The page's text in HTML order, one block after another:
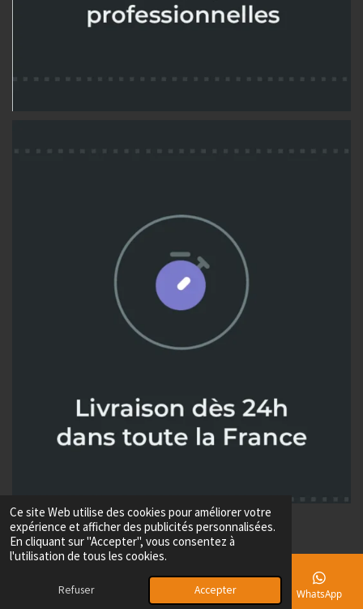
Ce site Web utilise des cookies pour améliorer votre
expérience et afficher des publicités personnalisées.
En cliquant sur "Accepter", vous consentez à
l'utilisation de tous les cookies.
Refuser Accepter
© 2024 - 2026 Metaux diffusion
Propulsé parWebador
Téléphone Facebook WhatsApp